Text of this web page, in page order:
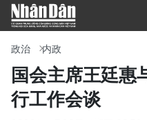
政治 内政
国会主席王廷惠
行工作会谈